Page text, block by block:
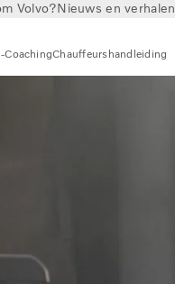
Volvo?Nieuws en verhalen
CoachingChauffeurshandleiding